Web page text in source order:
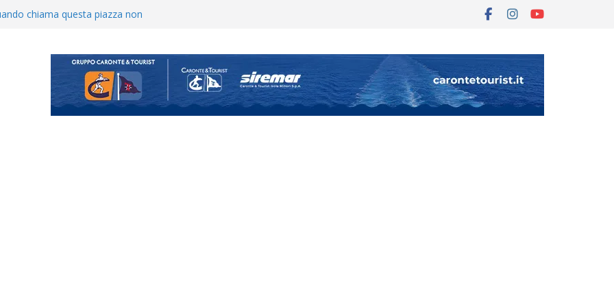
chiama questa piazza non
il caso sul contratto del
Messina
– Il calendario ’26/’27
il ritiro di Cascia: intensità e